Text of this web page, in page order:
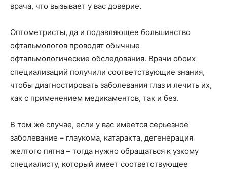
врача, что вызывает у вас доверие.
Оптометристы, да и подавляющее большинство
офтальмологов проводят обычные
офтальмологические обследования. Врачи обоих
специализаций получили соответствующие знания,
чтобы диагностировать заболевания глаз и лечить их,
как с применением медикаментов, так и без.
В том же случае, если у вас имеется серьезное
заболевание – глаукома, катаракта, дегенерация
желтого пятна – тогда нужно обращаться к узкому
специалисту, который имеет соответствующее